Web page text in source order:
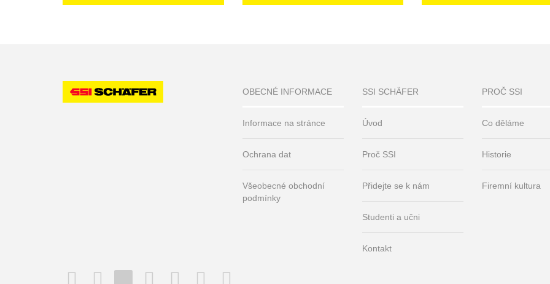
OBECNÉ INFORMACE
Informace na stránce
Ochrana dat
Všeobecné obchodní
podmínky
SSI SCHÄFER
Úvod
Proč SSI
Přidejte se k nám
Studenti a učni
Kontakt
PROČ SSI
Co děláme
Historie
Firemní kultura